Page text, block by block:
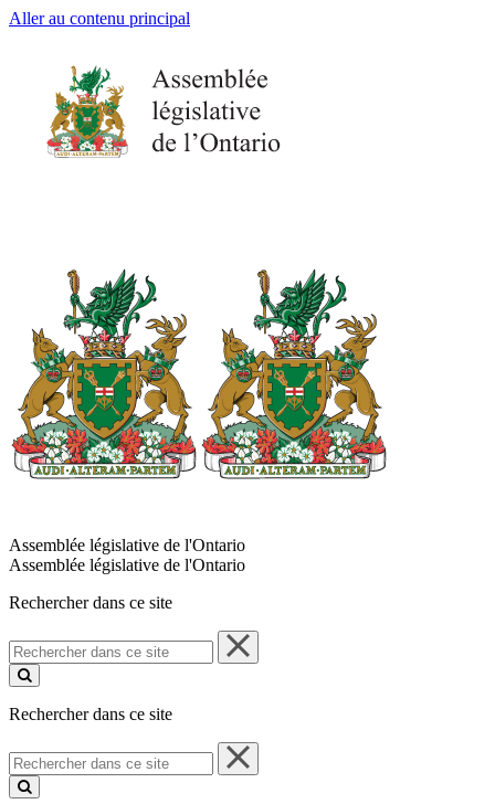
Aller au contenu principal
Assemblée législative de l'Ontario
Assemblée législative de l'Ontario
Rechercher dans ce site
Rechercher
dans
ce
Rechercher dans ce site
Rechercher
dans
ce